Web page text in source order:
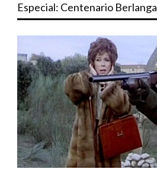
Especial: Centenario Berlanga